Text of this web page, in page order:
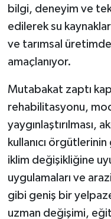
bilgi, deneyim ve
edilerek su
ve tarımsal
amaçlanıyor.
Mutabakat zaptı
rehabilitasyonu,
yaygınlaştırılması,
kullanıcı
iklim değişikliğine
uygulamaları ve
gibi geniş bir
uzman değişimi,